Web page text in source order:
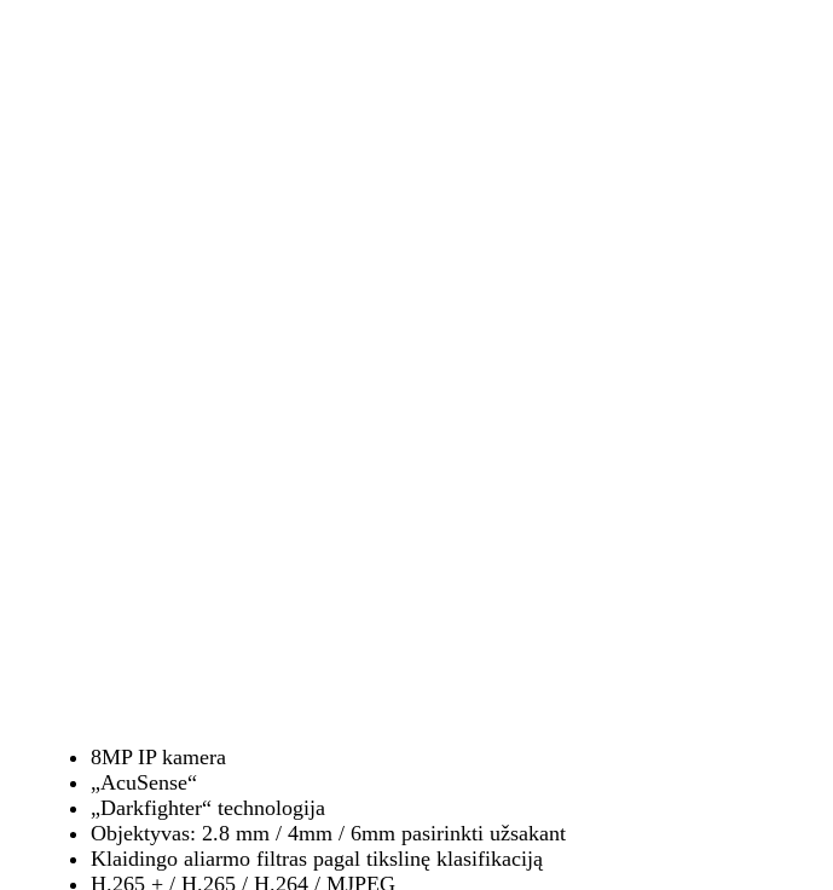
8MP IP kamera
„AcuSense“
„Darkfighter“ technologija
Objektyvas: 2.8 mm / 4mm / 6mm pasirinkti užsakant
Klaidingo aliarmo filtras pagal tikslinę klasifikaciją
H.265 + / H.265 / H.264 / MJPEG